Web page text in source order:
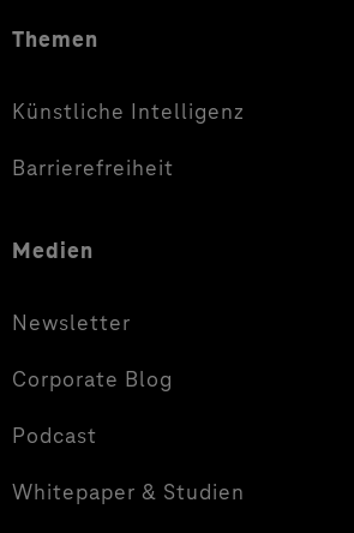
Themen
Künstliche Intelligenz
Barrierefreiheit
Medien
Newsletter
Corporate Blog
Podcast
Whitepaper & Studien